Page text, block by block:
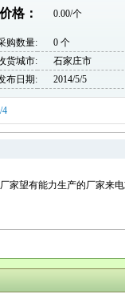
格： 0.00/个
购数量:
0 个
货城市:
石家庄市
布日期:
2014/5/5
4
家望有能力生产的厂家来